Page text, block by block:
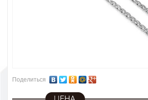
Поделиться